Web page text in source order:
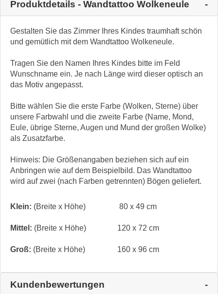
Produktdetails - Wandtattoo Wolkeneule
Gestalten Sie das Zimmer Ihres Kindes traumhaft schön
und gemütlich mit dem Wandtattoo Wolkeneule.
Tragen Sie den Namen Ihres Kindes bitte im Feld
Wunschname ein. Je nach Länge wird dieser optisch an
das Motiv angepasst.
Bitte wählen Sie die erste Farbe (Wolken, Sterne) über
unsere Farbwahl und die zweite Farbe (Name, Mond,
Eule, übrige Sterne, Augen und Mund der großen Wolke)
als Zusatzfarbe.
Hinweis: Die Größenangaben beziehen sich auf ein
Anbringen wie auf dem Beispielbild. Das Wandtattoo
wird auf zwei (nach Farben getrennten) Bögen geliefert.
Klein: (Breite x Höhe) 80 x 49 cm
Mittel: (Breite x Höhe) 120 x 72 cm
Groß: (Breite x Höhe) 160 x 96 cm
Kundenbewertungen